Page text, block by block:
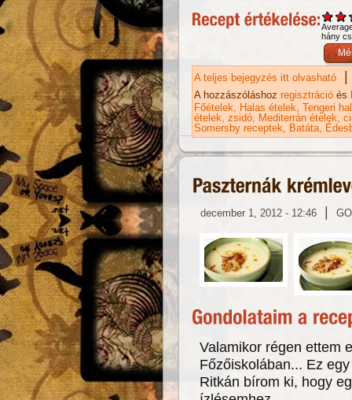
hány
A teljes bejegyzés itt olvasható |
A hozzászóláshoz regisztráció és
Főételek
Halas ételek Tengeri
ételek zsidó Mediterrán ételek
Somersby receptek
Batáta
december 1, 2012 - 12:46 |
Valamikor régen ettem
Főzőiskolában... Ez
Ritkán bírom ki, hogy